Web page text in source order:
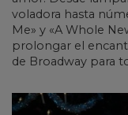
voladora hasta
Me» y «A Whole
prolongar el
de Broadway para